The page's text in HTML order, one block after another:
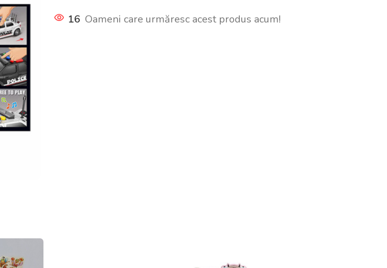
16 Oameni care urmăresc acest produs acum!